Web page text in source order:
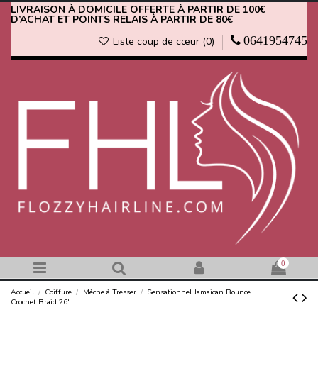
LIVRAISON À DOMICILE OFFERTE À PARTIR DE 100€
D’ACHAT ET POINTS RELAIS À PARTIR DE 80€
Liste coup de cœur (0) 0641954745
0
Accueil Coiffure Mèche à Tresser
Sensationnel Jamaican Bounce
Crochet Braid 26"